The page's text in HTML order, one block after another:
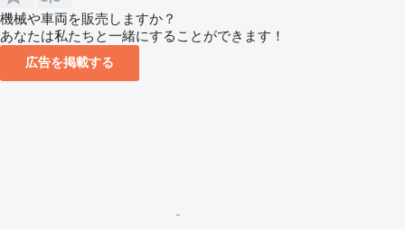
機械や車両を販売しますか？
あなたは私たちと一緒にすることができます！
広告を掲載する